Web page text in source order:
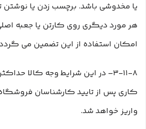
یا مخدوشی باشد. برچسب زدن یا نوشتن
هر مورد دیگری روی کارتن یا جعبه
امکان استفاده از این تضمین می
کاری پس از تایید کارشناسان
واریز خواهد شد.